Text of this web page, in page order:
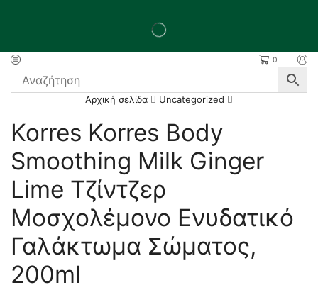
0
Αρχική σελίδα Uncategorized
Korres Korres Body
Smoothing Milk Ginger
Lime Τζίντζερ
Μοσχολέμονο Ενυδατικό
Γαλάκτωμα Σώματος,
200ml